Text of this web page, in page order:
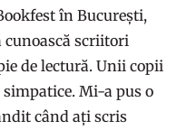
în București,
cunoască scriitori
de lectură. Unii copii
Mi-a pus o
când ați scris